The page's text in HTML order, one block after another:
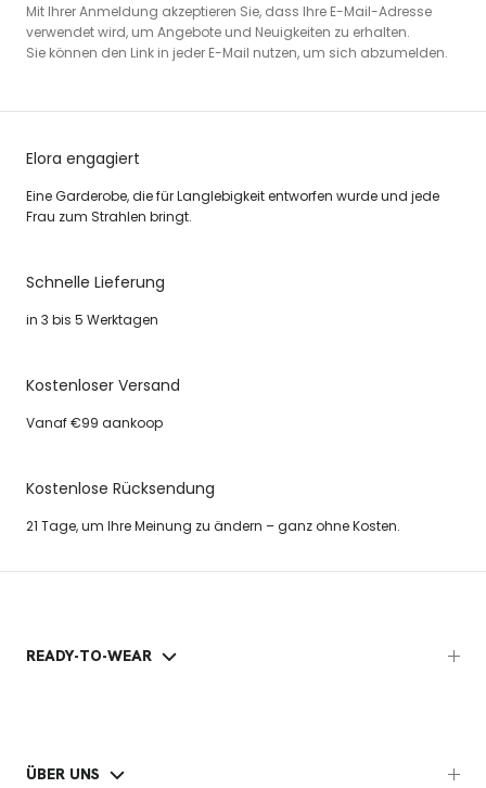
Mit Ihrer Anmeldung akzeptieren Sie, dass Ihre E-Mail-Adresse
verwendet wird, um Angebote und Neuigkeiten zu erhalten.
Sie können den Link in jeder E-Mail nutzen, um sich abzumelden.
Elora engagiert
Eine Garderobe, die für Langlebigkeit entworfen wurde und jede
Frau zum Strahlen bringt.
Schnelle Lieferung
in 3 bis 5 Werktagen
Kostenloser Versand
Vanaf €99 aankoop
Kostenlose Rücksendung
21 Tage, um Ihre Meinung zu ändern – ganz ohne Kosten.
READY-TO-WEAR
ÜBER UNS